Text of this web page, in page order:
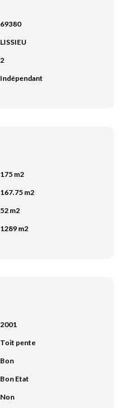
69380
LISSIEU
2
Indépendant
175 m2
167.75 m2
52 m2
1289 m2
2001
Toit pente
Bon
Bon Etat
Non